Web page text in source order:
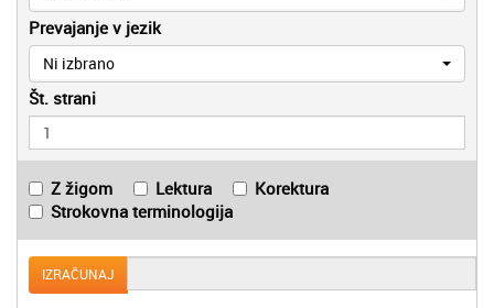
Prevajanje v jezik
Ni izbrano
Št. strani
Z žigom Lektura
Korektura
Strokovna terminologija
IZRAČUNAJ